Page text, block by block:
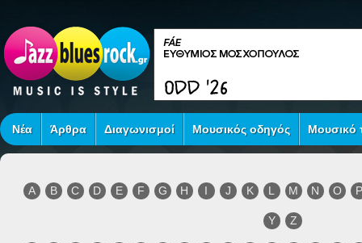
Νέα Άρθρα Διαγωνισμοί Μουσικός οδηγός Μουσικό
A B C D E F G H I J K L M N O P
Y Z